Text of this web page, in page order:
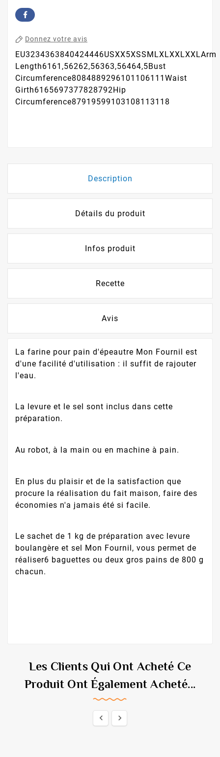
Donnez votre avis
EU3234363840424446USXX5XSSMLXLXXLXXLArm
Length6161,56262,56363,56464,5Bust
Circumference8084889296101106111Waist
Girth6165697377828792Hip
Circumference87919599103108113118
Description
Détails du produit
Infos produit
Recette
Avis
La farine pour pain d'épeautre Mon Fournil est
d'une facilité d'utilisation : il suffit de rajouter
l'eau.
La levure et le sel sont inclus dans cette
préparation.
Au robot, à la main ou en machine à pain.
En plus du plaisir et de la satisfaction que
procure la réalisation du fait maison, faire des
économies n'a jamais été si facile.
Le sachet de 1 kg de préparation avec levure
boulangère et sel Mon Fournil, vous permet de
réaliser6 baguettes ou deux gros pains de 800 g
chacun.
Les Clients Qui Ont Acheté Ce
Produit Ont Également Acheté...
 